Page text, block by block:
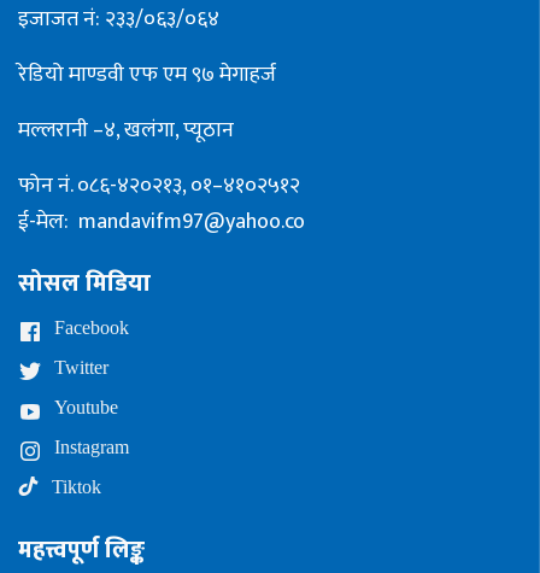
इजाजत नं: २३३/०६३/०६४
रेडियो माण्डवी एफ एम ९७ मेगाहर्ज
मल्लरानी –४, खलंगा, प्यूठान
फोन नं. ०८६-४२०२१३, ०१–४१०२५१२
ई-मेल: mandavifm97@yahoo.co
सोसल मिडिया
Facebook
Twitter
Youtube
Instagram
Tiktok
महत्त्वपूर्ण लिङ्क